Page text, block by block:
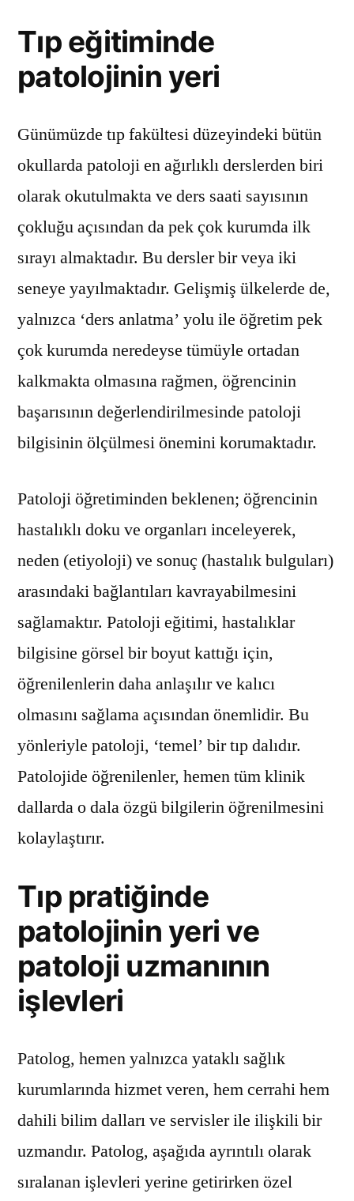
Tıp eğitiminde
patolojinin yeri
Günümüzde tıp fakültesi düzeyindeki bütün
okullarda patoloji en ağırlıklı derslerden biri
olarak okutulmakta ve ders saati sayısının
çokluğu açısından da pek çok kurumda ilk
sırayı almaktadır. Bu dersler bir veya iki
seneye yayılmaktadır. Gelişmiş ülkelerde de,
yalnızca ‘ders anlatma’ yolu ile öğretim pek
çok kurumda neredeyse tümüyle ortadan
kalkmakta olmasına rağmen, öğrencinin
başarısının değerlendirilmesinde patoloji
bilgisinin ölçülmesi önemini korumaktadır.
Patoloji öğretiminden beklenen; öğrencinin
hastalıklı doku ve organları inceleyerek,
neden (etiyoloji) ve sonuç (hastalık bulguları)
arasındaki bağlantıları kavrayabilmesini
sağlamaktır. Patoloji eğitimi, hastalıklar
bilgisine görsel bir boyut kattığı için,
öğrenilenlerin daha anlaşılır ve kalıcı
olmasını sağlama açısından önemlidir. Bu
yönleriyle patoloji, ‘temel’ bir tıp dalıdır.
Patolojide öğrenilenler, hemen tüm klinik
dallarda o dala özgü bilgilerin öğrenilmesini
kolaylaştırır.
Tıp pratiğinde
patolojinin yeri ve
patoloji uzmanının
işlevleri
Patolog, hemen yalnızca yataklı sağlık
kurumlarında hizmet veren, hem cerrahi hem
dahili bilim dalları ve servisler ile ilişkili bir
uzmandır. Patolog, aşağıda ayrıntılı olarak
sıralanan işlevleri yerine getirirken özel